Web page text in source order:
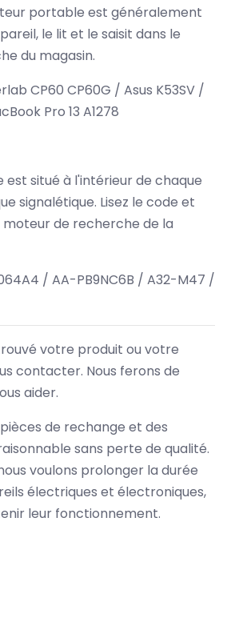
portable est généralement
le lit et le saisit dans le
du magasin.
CP60 CP60G / Asus K53SV /
Pro 13 A1278
est situé à l'intérieur de chaque
signalétique. Lisez le code et
moteur de recherche de la
/ AA-PB9NC6B / A32-M47 /
votre produit ou votre
contacter. Nous ferons de
aider.
de rechange et des
sans perte de qualité.
voulons prolonger la durée
électriques et électroniques,
leur fonctionnement.